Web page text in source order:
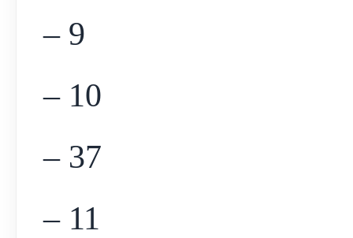
– 9
– 10
– 37
– 11